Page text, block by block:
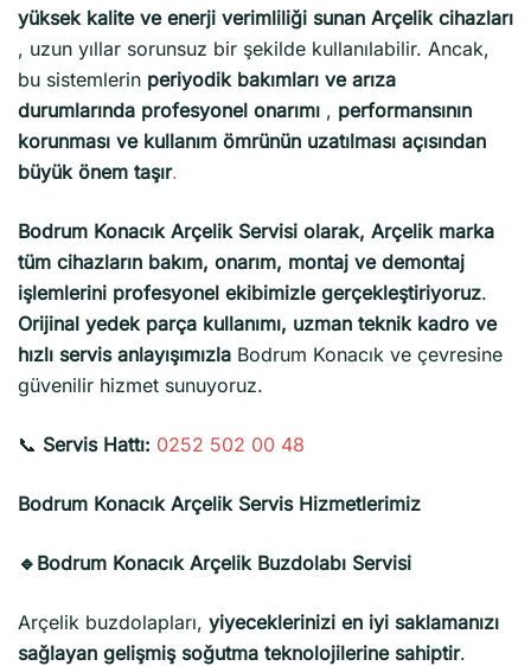
yüksek kalite ve enerji verimliliği sunan Arçelik cihazları
, uzun yıllar sorunsuz bir şekilde kullanılabilir. Ancak,
bu sistemlerin periyodik bakımları ve arıza
durumlarında profesyonel onarımı , performansının
korunması ve kullanım ömrünün uzatılması açısından
büyük önem taşır.
Bodrum Konacık Arçelik Servisi olarak, Arçelik marka
tüm cihazların bakım, onarım, montaj ve demontaj
işlemlerini profesyonel ekibimizle gerçekleştiriyoruz.
Orijinal yedek parça kullanımı, uzman teknik kadro ve
hızlı servis anlayışımızla Bodrum Konacık ve çevresine
güvenilir hizmet sunuyoruz.
📞 Servis Hattı: 0252 502 00 48
Bodrum Konacık Arçelik Servis Hizmetlerimiz
🔹Bodrum Konacık Arçelik Buzdolabı Servisi
Arçelik buzdolapları, yiyeceklerinizi en iyi saklamanızı
sağlayan gelişmiş soğutma teknolojilerine sahiptir.